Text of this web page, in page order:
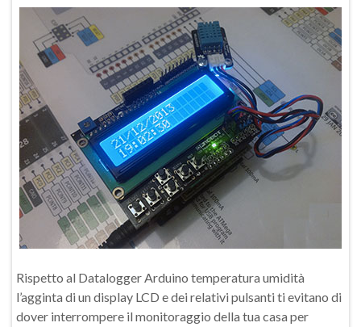
Rispetto al Datalogger Arduino temperatura umidità
l’agginta di un display LCD e dei relativi pulsanti ti evitano di
dover interrompere il monitoraggio della tua casa per